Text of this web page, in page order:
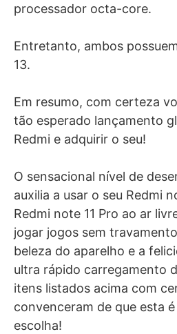
processador octa-core.
Entretanto, ambos
13.
Em resumo, com certeza
tão esperado lançamento
Redmi e adquirir o seu!
O sensacional nível de
auxilia a usar o seu Redmi
Redmi note 11 Pro ao ar
jogar jogos sem
beleza do aparelho e a
ultra rápido carregamento
itens listados acima com
convenceram de que esta
escolha!